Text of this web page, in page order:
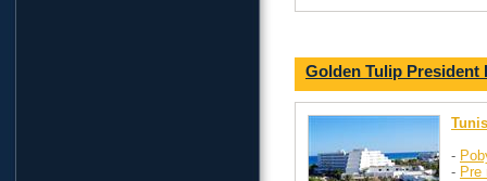
Golden Tulip President
-
- Pre